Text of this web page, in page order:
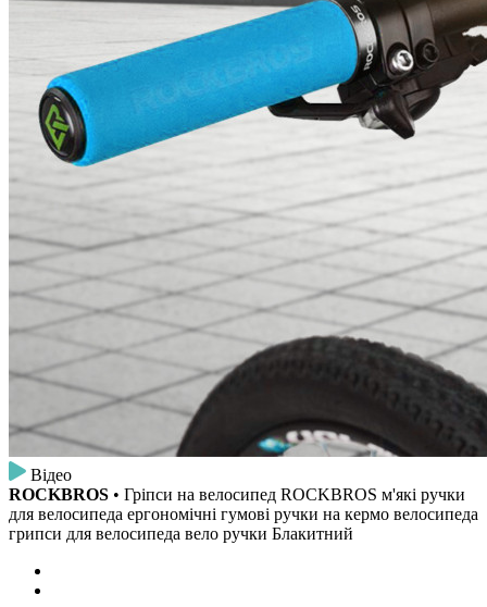
Відео
ROCKBROS • Гріпси на велосипед ROCKBROS м'які ручки
для велосипеда ергономічні гумові ручки на кермо велосипеда
грипси для велосипеда вело ручки Блакитний